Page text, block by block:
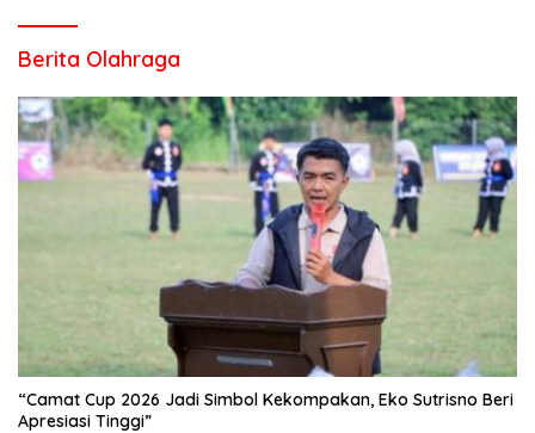
Berita Olahraga
“Camat Cup 2026 Jadi Simbol Kekompakan, Eko Sutrisno Beri
Apresiasi Tinggi”